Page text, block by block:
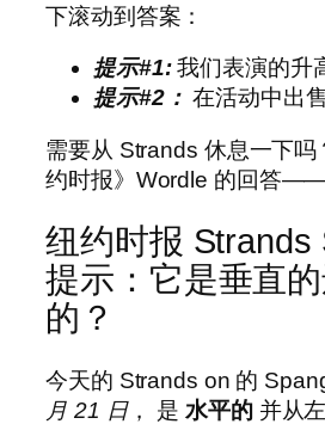
下滚动到答案：
提示#1:我们表演的升
提示#2： 在活动中出
需要从 Strands 休息一下吗
约时报》Wordle 的回答——
纽约时报 Strands
提示：它是垂直
的？
今天的 Strands on 的
月 21 日， 是 水平的 并从